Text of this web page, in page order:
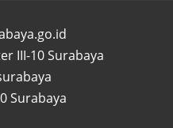
III-10 Surabaya
Surabaya